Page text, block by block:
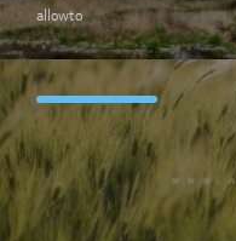
allowto